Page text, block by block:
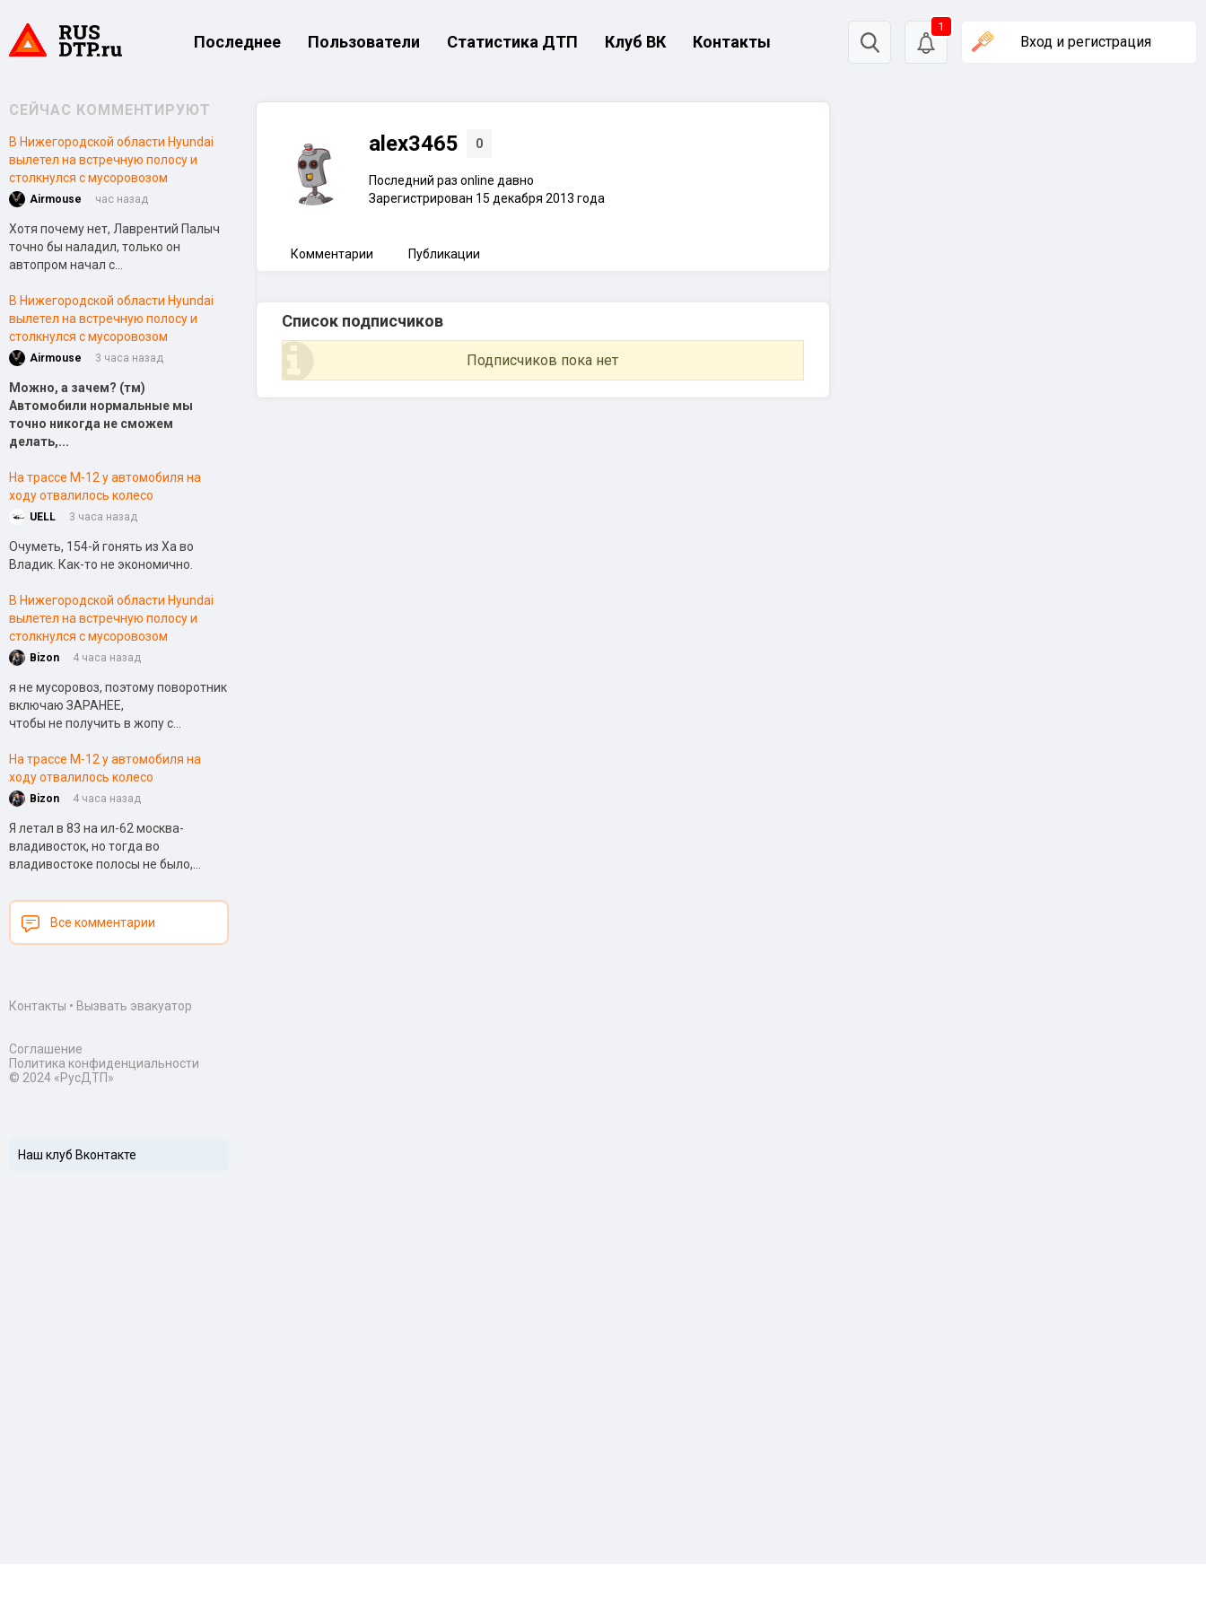
Последнее Пользователи Статистика ДТП Клуб ВК Контакты
1
Вход и регистрация
СЕЙЧАС КОММЕНТИРУЮТ
В Нижегородской области Hyundai
вылетел на встречную полосу и
столкнулся с мусоровозом
Airmouse час назад
Хотя почему нет, Лаврентий Палыч
точно бы наладил, только он
автопром начал с...
В Нижегородской области Hyundai
вылетел на встречную полосу и
столкнулся с мусоровозом
Airmouse 3 часа назад
Можно, а зачем? (тм)
Автомобили нормальные мы
точно никогда не сможем
делать,...
На трассе М-12 у автомобиля на
ходу отвалилось колесо
UELL 3 часа назад
Очуметь, 154-й гонять из Ха во
Владик. Как-то не экономично.
В Нижегородской области Hyundai
вылетел на встречную полосу и
столкнулся с мусоровозом
Bizon 4 часа назад
я не мусоровоз, поэтому поворотник
включаю ЗАРАНЕЕ,
чтобы не получить в жопу с...
На трассе М-12 у автомобиля на
ходу отвалилось колесо
Bizon 4 часа назад
Я летал в 83 на ил-62 москва-
владивосток, но тогда во
владивостоке полосы не было,...
Все комментарии
Контакты • Вызвать эвакуатор
Соглашение
Политика конфиденциальности
© 2024 «РусДТП»
Наш клуб Вконтакте
alex3465 0
Последний раз online давно
Зарегистрирован 15 декабря 2013 года
Комментарии Публикации
Список подписчиков
Подписчиков пока нет